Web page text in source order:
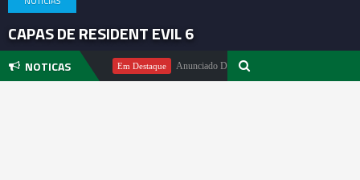
CAPAS DE RESIDENT EVIL 6
NOTICAS
Pachter Em Destaque Anunciado DualSense The Last of Us Limited